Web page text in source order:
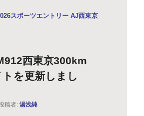
スポーツエントリー AJ西東京
西東京300km
を更新しまし
稿者:湯浅純